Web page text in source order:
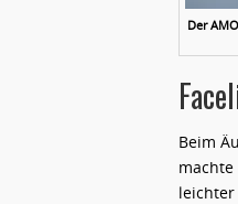
Der
Beim
leichter